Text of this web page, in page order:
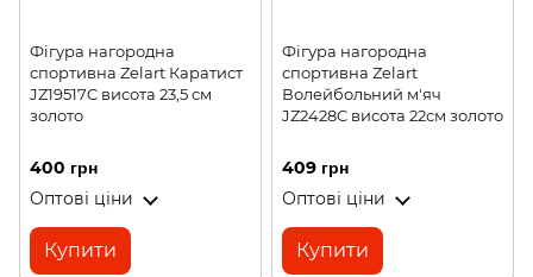
Фігура нагородна
спортивна Zelart Каратист
JZ19517C висота 23,5 см
золото
400 грн
Оптові ціни
Купити
Фігура нагородна
спортивна Zelart
Волейбольний м'яч
JZ2428C висота 22см золото
409 грн
Оптові ціни
Купити